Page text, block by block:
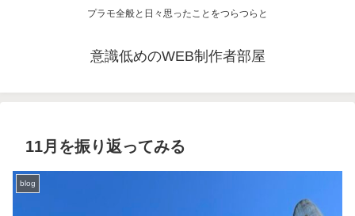
プラモ全般と日々思ったことをつらつらと
意識低めのWEB制作者部屋
11月を振り返ってみる
blog